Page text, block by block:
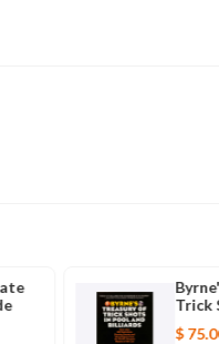
Trick
$ 75.